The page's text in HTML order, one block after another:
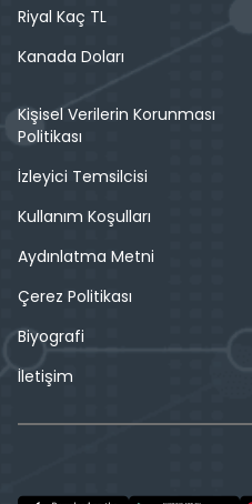
Riyal Kaç TL
Kanada Doları
Kişisel Verilerin Korunması
Politikası
İzleyici Temsilcisi
Kullanım Koşulları
Aydınlatma Metni
Çerez Politikası
Biyografi
İletişim